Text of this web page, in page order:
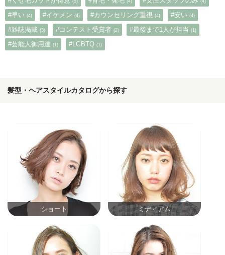
(5) (4) (4)
#早い (4) #イケメン (4) #カウンセリング重視 (4) #安い (4)
#雑誌掲載 (3) #コンテスト受賞者 (2) #最後まで1人が担当 (1)
#芸能人御用達 (1) #LGBTQ (1)
髪型・ヘアスタイルカタログから探す
ショート ミディアム